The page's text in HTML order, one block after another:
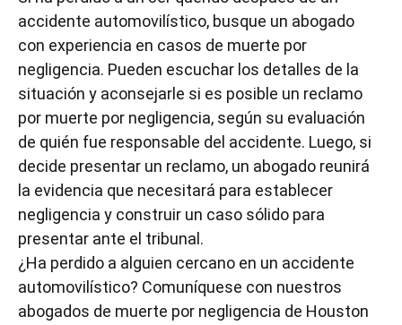
accidente automovilístico, busque un abogado
con experiencia en casos de muerte por
negligencia. Pueden escuchar los detalles de la
situación y aconsejarle si es posible un reclamo
por muerte por negligencia, según su evaluación
de quién fue responsable del accidente. Luego, si
decide presentar un reclamo, un abogado reunirá
la evidencia que necesitará para establecer
negligencia y construir un caso sólido para
presentar ante el tribunal.
¿Ha perdido a alguien cercano en un accidente
automovilístico? Comuníquese con nuestros
abogados de muerte por negligencia de Houston